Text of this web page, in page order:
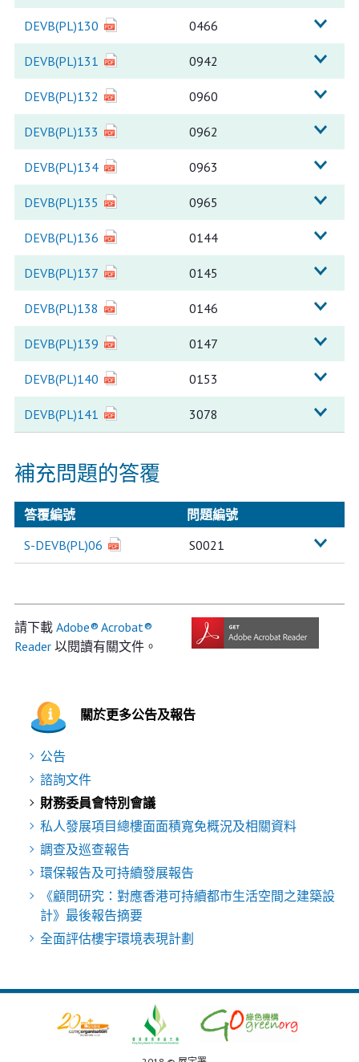
DEVB(PL)130 0466
DEVB(PL)131 0942
DEVB(PL)132 0960
DEVB(PL)133 0962
DEVB(PL)134 0963
DEVB(PL)135 0965
DEVB(PL)136 0144
DEVB(PL)137 0145
DEVB(PL)138 0146
DEVB(PL)139 0147
DEVB(PL)140 0153
DEVB(PL)141 3078
補充問題的答覆
答覆編號
問題編號
S-DEVB(PL)06
S0021
請下載 Adobe® Acrobat®
Reader以閱讀有關文件。
關於更多公告及報告
公告
諮詢文件
財務委員會特別會議
私人發展項目總樓面面積寬免概況及相關資料
調查及巡查報告
環保報告及可持續發展報告
《顧問研究：對應香港可持續都市生活空間之建築設
計》最後報告摘要
全面評估樓宇環境表現計劃